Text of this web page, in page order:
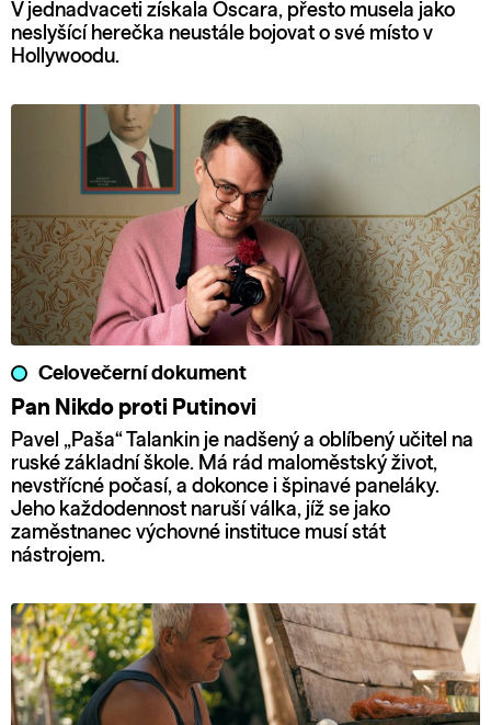
V jednadvaceti získala Oscara, přesto musela jako
neslyšící herečka neustále bojovat o své místo v
Hollywoodu.
Celovečerní dokument
Pan Nikdo proti Putinovi
Pavel „Paša“ Talankin je nadšený a oblíbený učitel na
ruské základní škole. Má rád maloměstský život,
nevstřícné počasí, a dokonce i špinavé paneláky.
Jeho každodennost naruší válka, jíž se jako
zaměstnanec výchovné instituce musí stát
nástrojem.